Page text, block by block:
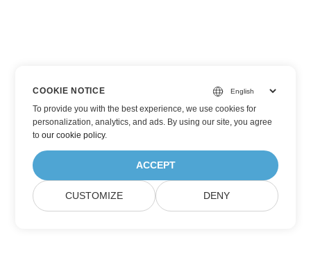
COOKIE NOTICE
To provide you with the best experience, we use cookies for
personalization, analytics, and ads. By using our site, you agree
toour cookie policy.
ACCEPT
CUSTOMIZE DENY